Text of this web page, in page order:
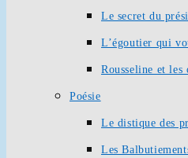
Le secret du
L’égoutier qui
Rousseline et les
Poésie
Le distique des
Les